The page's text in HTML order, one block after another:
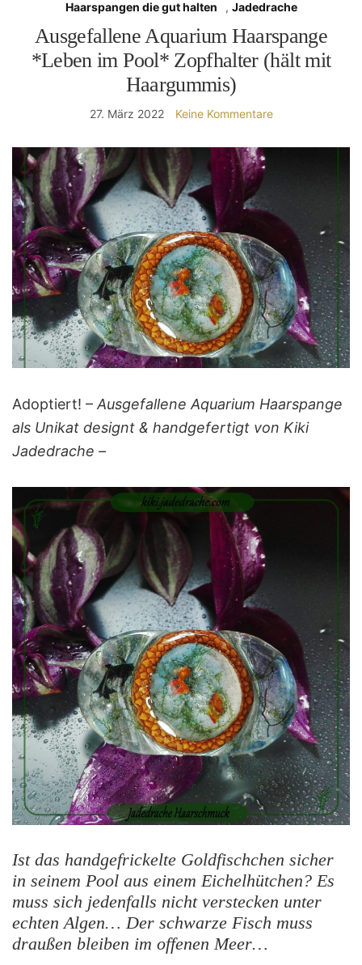
Haarspangen die gut halten , Jadedrache
Ausgefallene Aquarium Haarspange
*Leben im Pool* Zopfhalter (hält mit
Haargummis)
27. März 2022 Keine Kommentare
Adoptiert! –Ausgefallene Aquarium Haarspange
als Unikat designt & handgefertigt von Kiki
Jadedrache –
Ist das handgefrickelte Goldfischchen sicher
in seinem Pool aus einem Eichelhütchen? Es
muss sich jedenfalls nicht verstecken unter
echten Algen… Der schwarze Fisch muss
draußen bleiben im offenen Meer…